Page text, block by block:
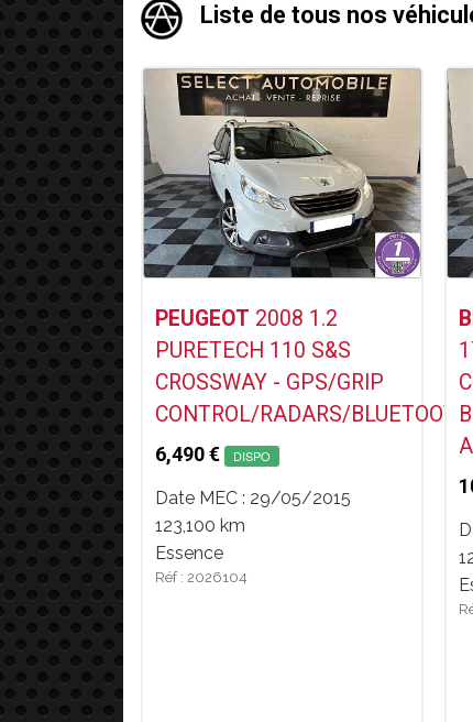
Liste de tous nos
Voir ce Véhicule
PEUGEOT 2008 1.2
PURETECH 110 S&S
CROSSWAY - GPS/GRIP
CONTROL/RADARS/BLUETOOTH
6,490 € DISPO
Date MEC : 29/05/2015
123,100 km
Essence
Réf : 2026104